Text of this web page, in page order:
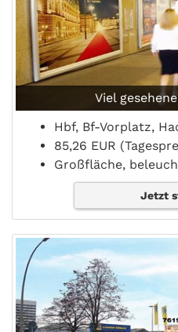
Viel
Hbf, Bf-Vorplatz,
85,26 EUR
Großfläche,
Jetzt